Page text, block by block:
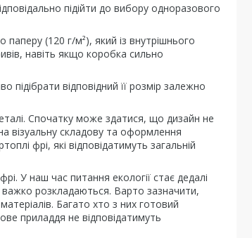
підійти до вибору одноразового
(120 г/м²), який із внутрішнього
навіть якщо коробка сильно
підібрати відповідний її розмір залежно
Спочатку може здатися, що дизайн не
візуальну складову та оформлення
фрі, які відповідатимуть загальній
У наш час питання екології стає дедалі
важко розкладаються. Варто зазначити,
Багато хто з них готовий
приладдя не відповідатимуть